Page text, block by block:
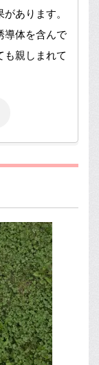
あります。
導体を含んで
も親しまれて